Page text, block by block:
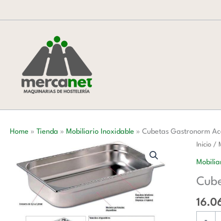
al
Home » Tienda » Mobiliario Inoxidable » Cubetas Gastronorm
Inicio /
GN1/1-